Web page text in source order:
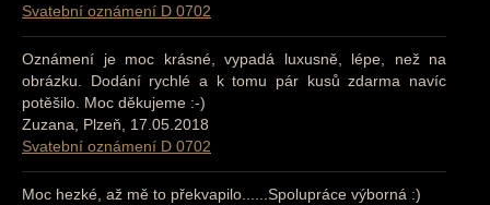
Svatební oznámení D 0702
Oznámení je moc krásné, vypadá luxusně, lépe, než na
obrázku. Dodání rychlé a k tomu pár kusů zdarma navíc
potěšilo. Moc děkujeme :-)
Zuzana, Plzeň, 17.05.2018
Svatební oznámení D 0702
Moc hezké, až mě to překvapilo......Spolupráce výborná :)